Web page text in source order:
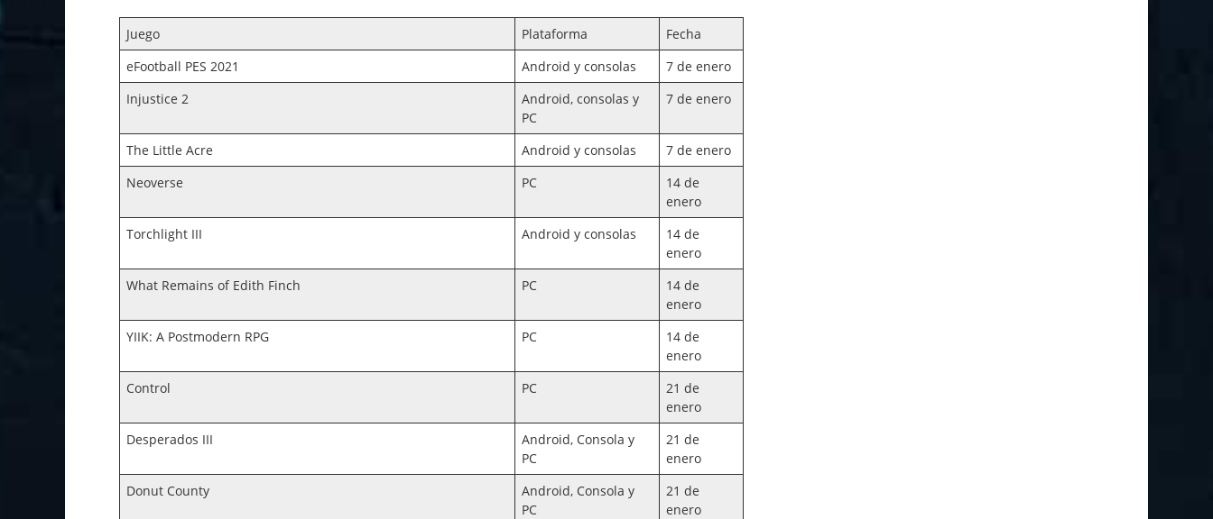
Juego Plataforma
Fecha
eFootball PES 2021
Android y consolas
7 de enero
Injustice 2
Android, consolas y
PC
7 de enero
The Little Acre Android y consolas
7 de enero
Neoverse
PC
14 de
enero
Torchlight III
Android y consolas
14 de
enero
What Remains of Edith Finch
PC
14 de
enero
YIIK: A Postmodern RPG
PC
14 de
enero
Control
PC
21 de
enero
Desperados III
Android, Consola y
PC
21 de
enero
Donut County
Android, Consola y
PC
21 de
enero